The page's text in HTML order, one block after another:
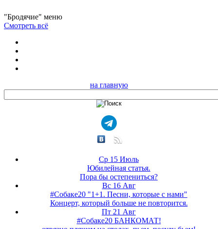
"Бродячие" меню
Смотреть всё
на главную
Ср 15 Июль
Юбилейная статья.
Пора бы остепениться?
Вс 16 Авг
#Собаке20 "1+1. Песни, которые с нами"
Концерт, который больше не повторится.
Пт 21 Авг
#Собаке20 БАНКОМАТ!